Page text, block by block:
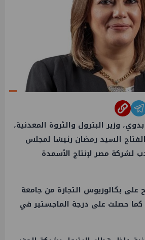
وزير البترول والثروة المعدنية،
السيد رمضان رئيسًا لمجلس
لشركة مصر لإنتاج الأسمدة
على بكالوريوس التجارة من جامعة
شمس عام 1993، كما حصلت على درجة الماجستير في